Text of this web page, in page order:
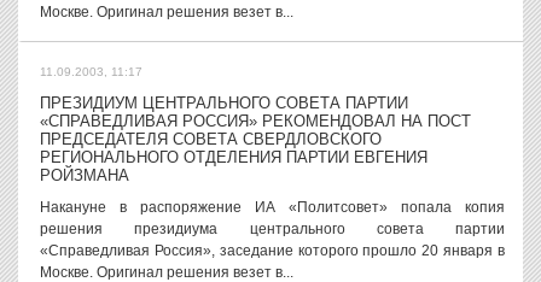
Москве. Оригинал решения везет в...
11.09.2003, 11:17
ПРЕЗИДИУМ ЦЕНТРАЛЬНОГО СОВЕТА ПАРТИИ
«СПРАВЕДЛИВАЯ РОССИЯ» РЕКОМЕНДОВАЛ НА ПОСТ
ПРЕДСЕДАТЕЛЯ СОВЕТА СВЕРДЛОВСКОГО
РЕГИОНАЛЬНОГО ОТДЕЛЕНИЯ ПАРТИИ ЕВГЕНИЯ
РОЙЗМАНА
Накануне в распоряжение ИА «Политсовет» попала копия
решения президиума центрального совета партии
«Справедливая Россия», заседание которого прошло 20 января в
Москве. Оригинал решения везет в...